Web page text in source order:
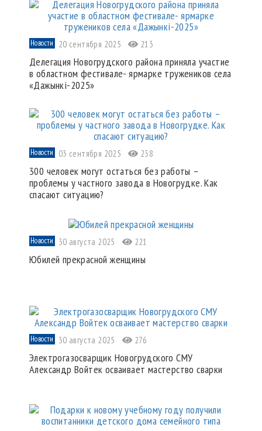
Новости 20 сентября 2025 213
Делегация Новогрудского района приняла участие
в областном фестивале- ярмарке тружеников села
«Дажынкі-2025»
Новости 03 сентября 2025 238
300 человек могут остаться без работы –
проблемы у частного завода в Новогрудке. Как
спасают ситуацию?
Новости 30 августа 2025 221
Юбилей прекрасной женщины
Новости 30 августа 2025 276
Электрогазосварщик Новогрудского СМУ
Александр Войтек осваивает мастерство сварки